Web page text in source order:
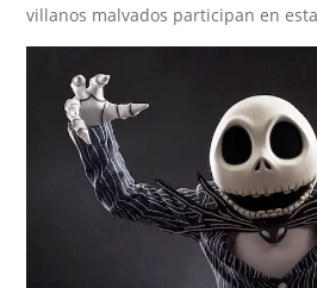
villanos malvados participan en